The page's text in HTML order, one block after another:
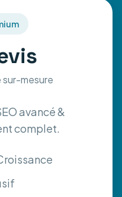
sur-mesure
avancé &
complet.